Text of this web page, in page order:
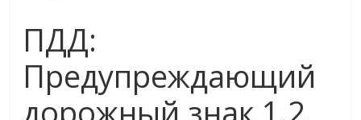
ПДД:
Предупреждающий